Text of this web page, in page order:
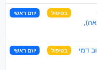
בטיפול יוזם ראשי
דמי
בטיפול יוזם ראשי